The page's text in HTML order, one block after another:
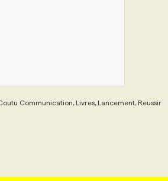
Communication, Livres, Lancement, Reussir